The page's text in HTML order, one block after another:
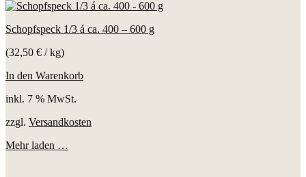
Schopfspeck 1/3 á ca. 400 – 600 g
(32,50 € /kg)
In den Warenkorb
inkl. 7 % MwSt.
zzgl. Versandkosten
Mehr laden …